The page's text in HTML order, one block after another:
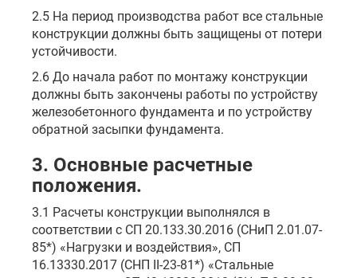
2.5 На период производства работ все стальные
конструкции должны быть защищены от потери
устойчивости.
2.6 До начала работ по монтажу конструкции
должны быть закончены работы по устройству
железобетонного фундамента и по устройству
обратной засыпки фундамента.
3. Основные расчетные
положения.
3.1 Расчеты конструкции выполнялся в
соответствии с СП 20.133.30.2016 (СНиП 2.01.07-
85*) «Нагрузки и воздействия», СП
16.13330.2017 (СНП II-23-81*) «Стальные